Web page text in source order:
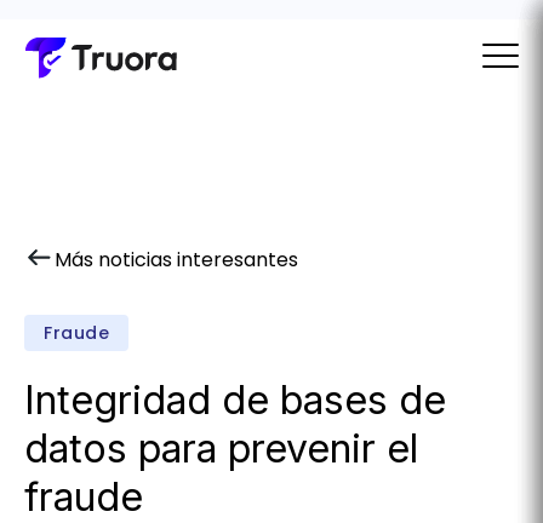
Más noticias interesantes
Fraude
Integridad de bases de
datos para prevenir el
fraude